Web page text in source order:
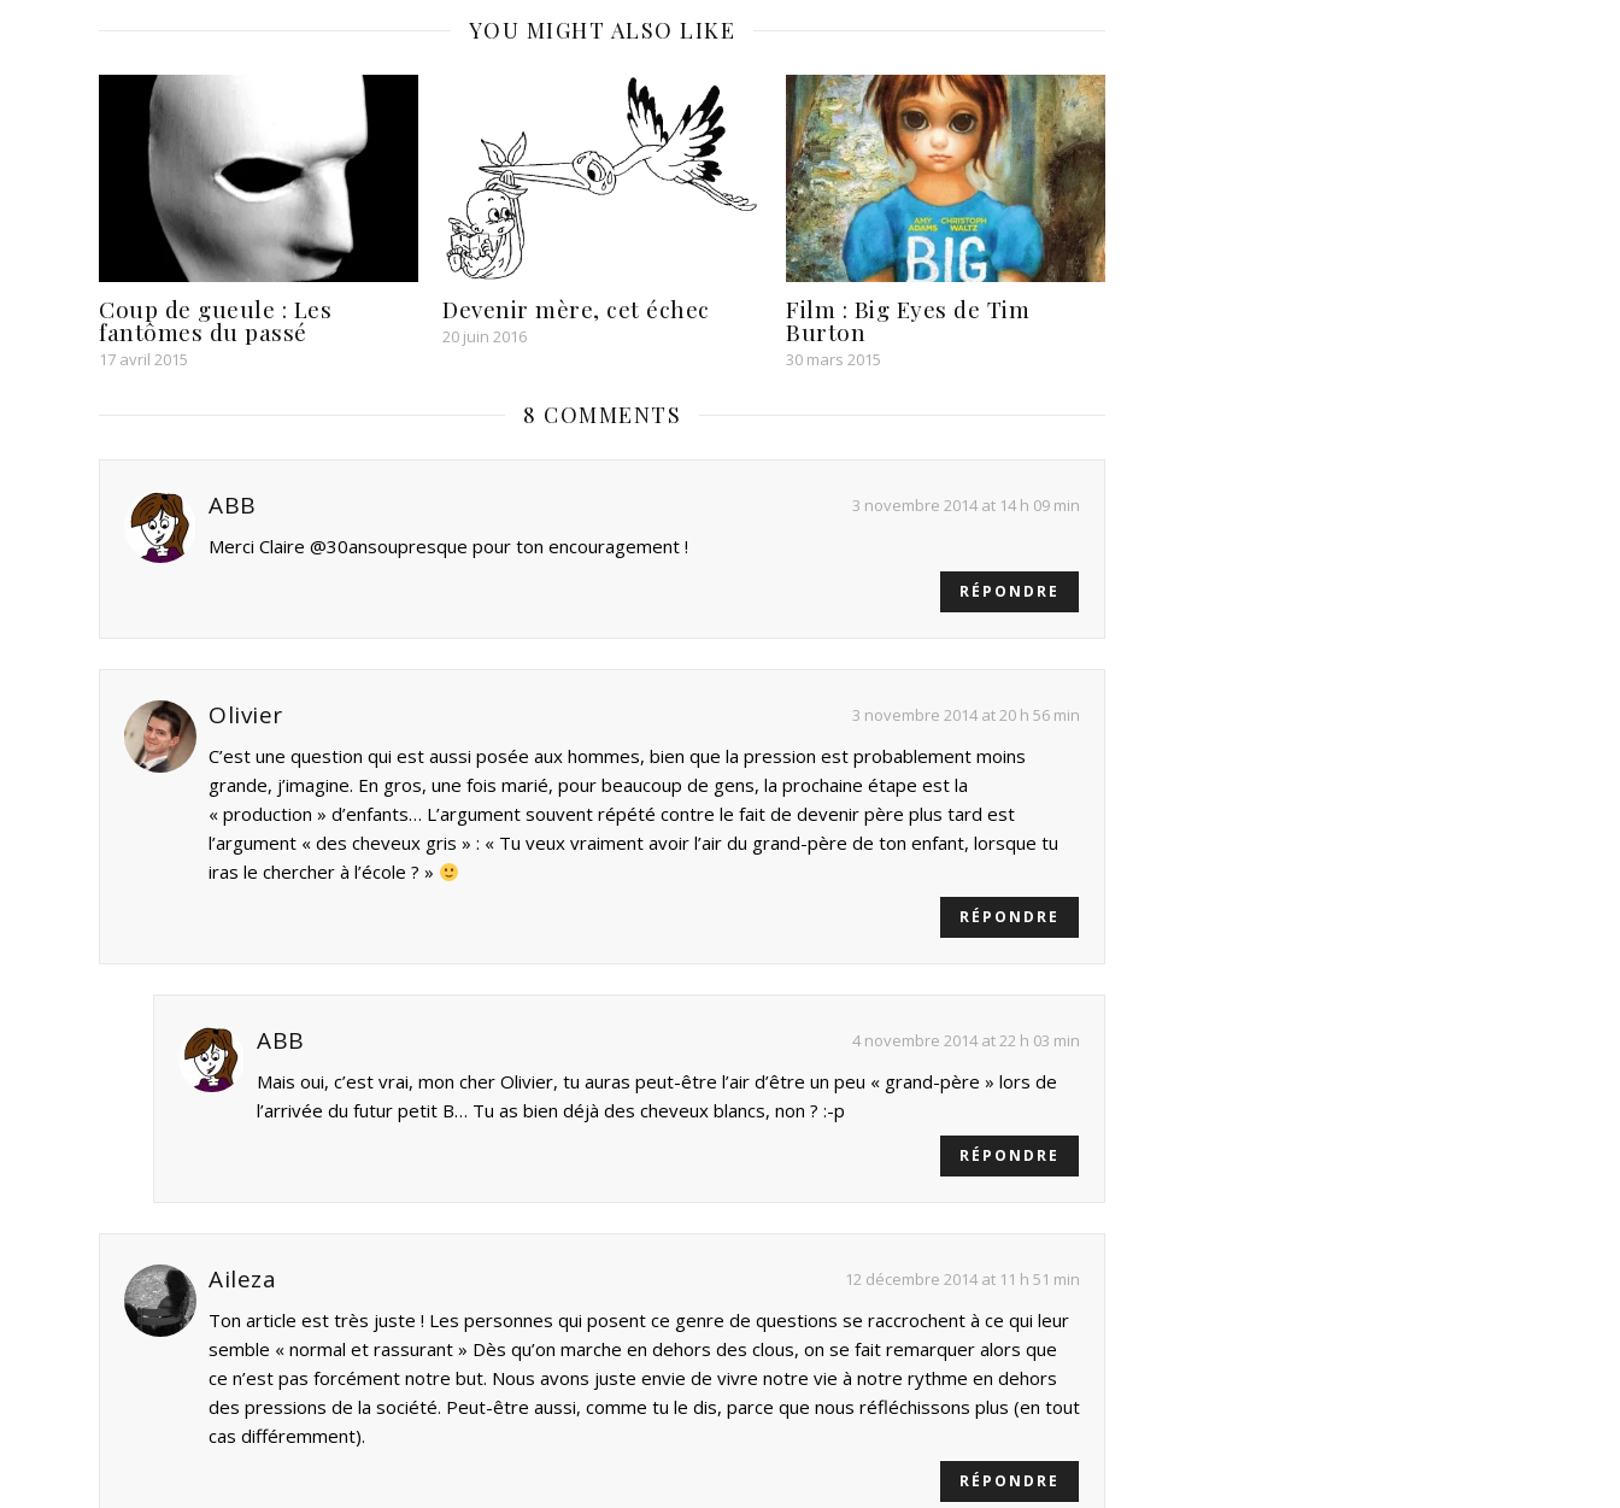
YOU MIGHT ALSO LIKE
Coup de gueule : Les
fantômes du passé
17 avril 2015
Devenir mère, cet échec
20 juin 2016
Film : Big Eyes de Tim
Burton
30 mars 2015
8 COMMENTS
ABB 3 novembre 2014 at 14 h 09 min
Merci Claire @30ansoupresque pour ton encouragement !
RÉPONDRE
Olivier 3 novembre 2014 at 20 h 56 min
C’est une question qui est aussi posée aux hommes, bien que la pression est probablement moins
grande, j’imagine. En gros, une fois marié, pour beaucoup de gens, la prochaine étape est la
« production » d’enfants… L’argument souvent répété contre le fait de devenir père plus tard est
l’argument « des cheveux gris » : « Tu veux vraiment avoir l’air du grand-père de ton enfant, lorsque tu
iras le chercher à l’école ? »
RÉPONDRE
ABB 4 novembre 2014 at 22 h 03 min
Mais oui, c’est vrai, mon cher Olivier, tu auras peut-être l’air d’être un peu « grand-père » lors de
l’arrivée du futur petit B… Tu as bien déjà des cheveux blancs, non ? :-p
RÉPONDRE
Aileza 12 décembre 2014 at 11 h 51 min
Ton article est très juste ! Les personnes qui posent ce genre de questions se raccrochent à ce qui leur
semble « normal et rassurant » Dès qu’on marche en dehors des clous, on se fait remarquer alors que
ce n’est pas forcément notre but. Nous avons juste envie de vivre notre vie à notre rythme en dehors
des pressions de la société. Peut-être aussi, comme tu le dis, parce que nous réfléchissons plus (en tout
cas différemment).
RÉPONDRE